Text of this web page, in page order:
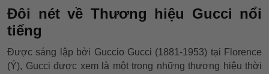
Đôi nét về Thương hiệu Gucci nổi
tiếng
Được sáng lập bởi Guccio Gucci (1881-1953) tại Florence
(Ý), Gucci được xem là một trong những thương hiệu thời